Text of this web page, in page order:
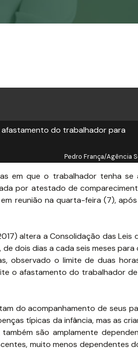
afastamento do trabalhador para
Pedro França/Agência
em que o trabalhador tenha se
por atestado de
reunião na quarta-feira (7),
altera a Consolidação das Leis
dois dias a cada seis meses
observado o limite de duas
o afastamento do trabalhador
do acompanhamento de seus
típicas da infância, mas as
são amplamente
muito menos dependentes